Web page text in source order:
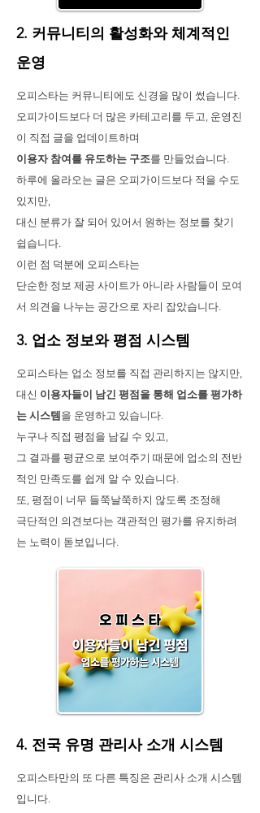
2. 커뮤니티의 활성화와 체계적인
운영
오피스타는 커뮤니티에도 신경을 많이 썼습니다.
오피가이드보다 더 많은 카테고리를 두고, 운영진
이 직접 글을 업데이트하며
이용자 참여를 유도하는 구조를 만들었습니다.
하루에 올라오는 글은 오피가이드보다 적을 수도
있지만,
대신 분류가 잘 되어 있어서 원하는 정보를 찾기
쉽습니다.
이런 점 덕분에 오피스타는
단순한 정보 제공 사이트가 아니라 사람들이 모여
서 의견을 나누는 공간으로 자리 잡았습니다.
3. 업소 정보와 평점 시스템
오피스타는 업소 정보를 직접 관리하지는 않지만,
대신 이용자들이 남긴 평점을 통해 업소를 평가하
는 시스템 을 운영하고 있습니다.
누구나 직접 평점을 남길 수 있고,
그 결과를 평균으로 보여주기 때문에 업소의 전반
적인 만족도를 쉽게 알 수 있습니다.
또, 평점이 너무 들쭉날쭉하지 않도록 조정해
극단적인 의견보다는 객관적인 평가를 유지하려
는 노력이 돋보입니다.
4. 전국 유명 관리사 소개 시스템
오피스타만의 또 다른 특징은 관리사 소개 시스템
입니다.